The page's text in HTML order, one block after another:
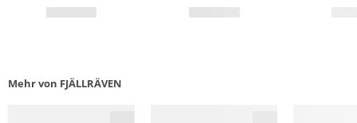
Mehr von FJÄLLRÄVEN